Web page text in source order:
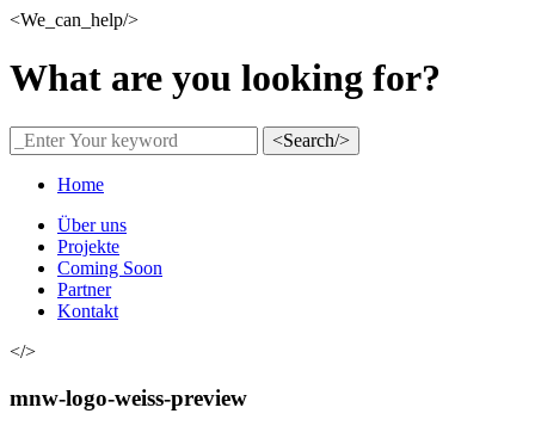
<We_can_help/>
What are you looking for?
<Search/>
Home
Über uns
Projekte
Coming Soon
Partner
Kontakt
</>
mnw-logo-weiss-preview